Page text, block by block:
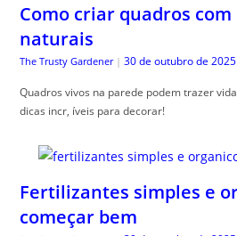
Como criar quadros
naturais
The Trusty Gardener | 30 de outubro de 2025
Quadros vivos na parede podem trazer
dicas incr, íveis para decorar!
Fertilizantes simples e
começar bem